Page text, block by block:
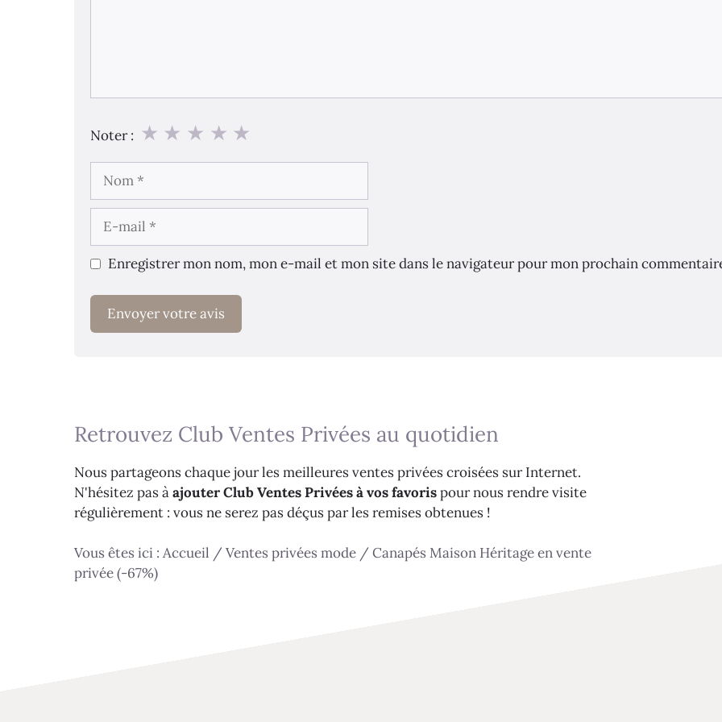
Noter : ★
★
★
★
★
mail
Enregistrer mon nom, mon e-mail et mon site dans le navigateur pour mon prochain
Retrouvez Club Ventes Privées au quotidien
Nous partageons chaque jour les meilleures ventes privées croisées sur Internet.
N'hésitez pas àajouter Club Ventes Privées à vos favorispour nous rendre visite
régulièrement : vous ne serez pas déçus par les remises obtenues !
Vous êtes ici : Accueil / Ventes privées mode / Canapés Maison Héritage en vente
privée (-67%)